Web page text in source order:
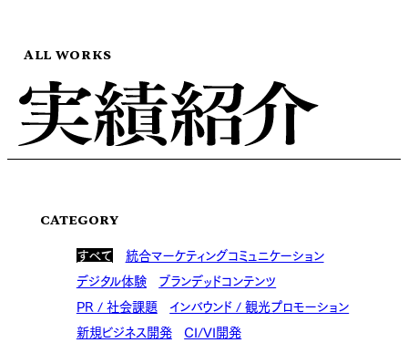
ALL WORKS
CATEGORY
すべて
統合マーケティングコミュニケーション
デジタル体験
ブランデッドコンテンツ
PR / 社会課題 インバウンド / 観光プロモーション
新規ビジネス開発 CI/VI開発